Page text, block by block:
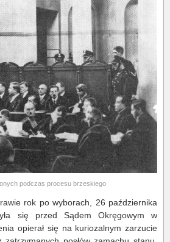
podczas procesu brzeskiego
rok po wyborach, 26 października
się przed Sądem Okręgowym w
opierał się na kuriozalnym zarzucie